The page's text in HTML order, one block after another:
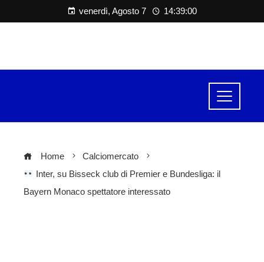
venerdì, Agosto 7 14:39:01
Home
Calciomercato
Inter, su Bisseck club di Premier e Bundesliga: il
Bayern Monaco spettatore interessato